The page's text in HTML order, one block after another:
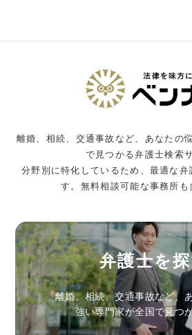
離婚、相続、交通事故など、あなたの
で見つかる弁護士検索
分野別に特化しているため、最適な弁
す。無料相談可能な事務所も
弁護士を
離婚、相続、交通事故など、
強い専門家が全国で見つ